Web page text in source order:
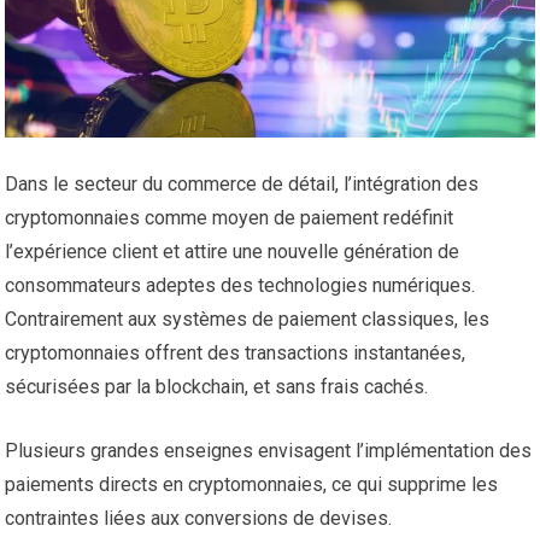
Dans le secteur du commerce de détail, l’intégration des
cryptomonnaies comme moyen de paiement redéfinit
l’expérience client et attire une nouvelle génération de
consommateurs adeptes des technologies numériques.
Contrairement aux systèmes de paiement classiques, les
cryptomonnaies offrent des transactions instantanées,
sécurisées par la blockchain, et sans frais cachés.
Plusieurs grandes enseignes envisagent l’implémentation des
paiements directs en cryptomonnaies, ce qui supprime les
contraintes liées aux conversions de devises.